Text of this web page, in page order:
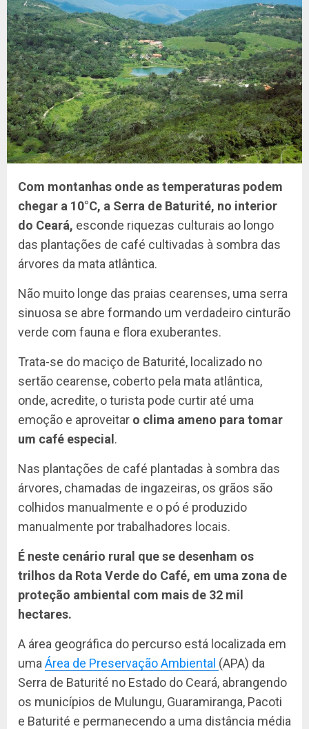
Com montanhas onde as temperaturas podem
chegar a 10°C, a Serra de Baturité, no interior
do Ceará, esconde riquezas culturais ao longo
das plantações de café cultivadas à sombra das
árvores da mata atlântica.
Não muito longe das praias cearenses, uma serra
sinuosa se abre formando um verdadeiro cinturão
verde com fauna e flora exuberantes.
Trata-se do maciço de Baturité, localizado no
sertão cearense, coberto pela mata atlântica,
onde, acredite, o turista pode curtir até uma
emoção e aproveitar o clima ameno para tomar
um café especial .
Nas plantações de café plantadas à sombra das
árvores, chamadas de ingazeiras, os grãos são
colhidos manualmente e o pó é produzido
manualmente por trabalhadores locais.
É neste cenário rural que se desenham os
trilhos da Rota Verde do Café, em uma zona de
proteção ambiental com mais de 32 mil
hectares.
A área geográfica do percurso está localizada em
uma Área de Preservação Ambiental (APA) da
Serra de Baturité no Estado do Ceará, abrangendo
os municípios de Mulungu, Guaramiranga, Pacoti
e Baturité e permanecendo a uma distância média